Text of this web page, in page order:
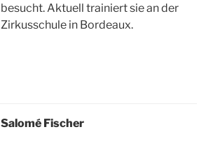
besucht. Aktuell trainiert sie an der
Zirkusschule in Bordeaux.
Salomé Fischer